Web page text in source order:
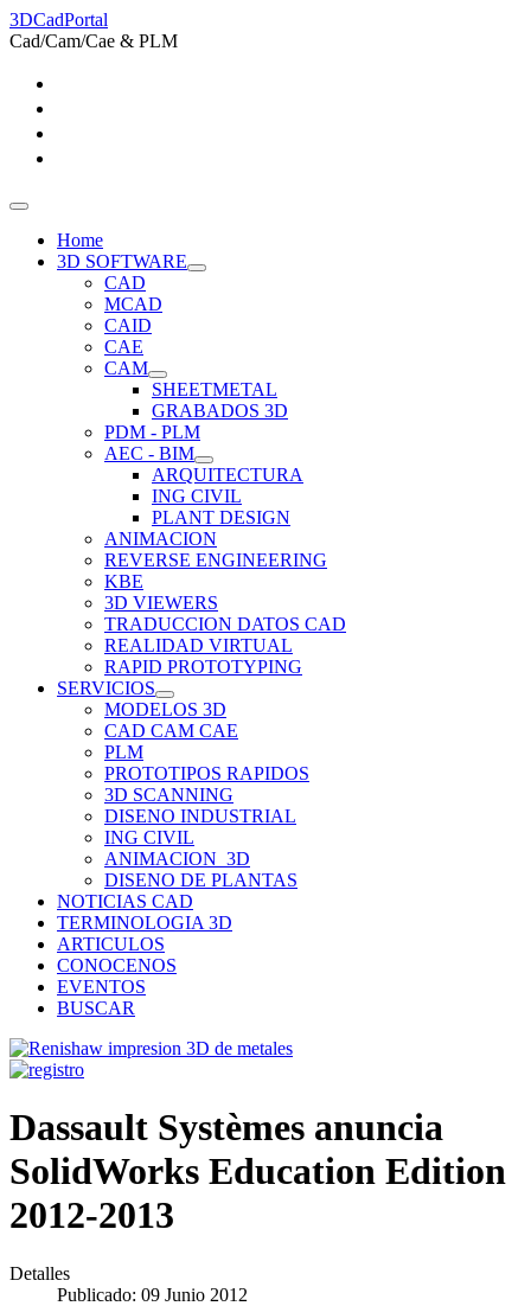
3DCadPortal
Cad/Cam/Cae & PLM
Home
3D SOFTWARE
CAD
MCAD
CAID
CAE
CAM
SHEETMETAL
GRABADOS 3D
PDM - PLM
AEC - BIM
ARQUITECTURA
ING CIVIL
PLANT DESIGN
ANIMACION
REVERSE ENGINEERING
KBE
3D VIEWERS
TRADUCCION DATOS CAD
REALIDAD VIRTUAL
RAPID PROTOTYPING
SERVICIOS
MODELOS 3D
CAD CAM CAE
PLM
PROTOTIPOS RAPIDOS
3D SCANNING
DISENO INDUSTRIAL
ING CIVIL
ANIMACION_3D
DISENO DE PLANTAS
NOTICIAS CAD
TERMINOLOGIA 3D
ARTICULOS
CONOCENOS
EVENTOS
BUSCAR
Dassault Systèmes anuncia
SolidWorks Education Edition
2012-2013
Detalles
Publicado: 09 Junio 2012